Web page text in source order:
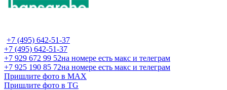
+7 (495) 642-51-37
+7 (495) 642-51-37
+7 929 672 99 52на номере есть макс и телеграм
+7 925 190 85 72на номере есть макс и телеграм
Пришлите фото в MAX
Пришлите фото в TG